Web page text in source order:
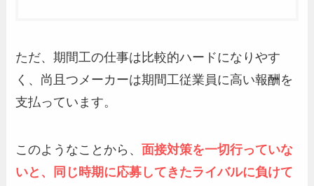
ただ、期間工の仕事は比較的ハードになりやす
く、尚且つメーカーは期間工従業員に高い報酬を
支払っています。
このようなことから、面接対策を一切行っていな
いと、同じ時期に応募してきたライバルに負けて